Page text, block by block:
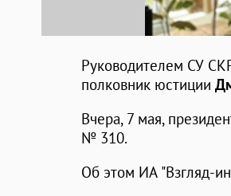
Руководителем СУ
полковник юстиции
Вчера, 7 мая,
№ 310.
Об этом ИА "Взгляд-